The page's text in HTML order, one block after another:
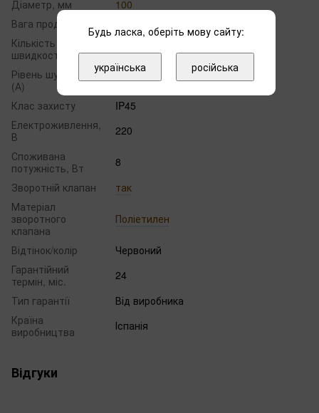
Діаметр, мм
100
Вага продукту, кг
Кількість
швидкостей
Рівень шуму, дБ
(А)
27
Клас захисту
IP45
Електроживлення,
В
220
Споживана
потужність, Вт
8
Зворотній клапан
так
Матеріал
зворотного
клапана
Поліетилен
Відтінок/колір
Червоний
Гарантійний
термін, міс.
24
Тип гарантії
Від виробника
Країна
виробництва
Іспанія
Відгуки
Будь ласка, оберіть мову сайту:
українська російська